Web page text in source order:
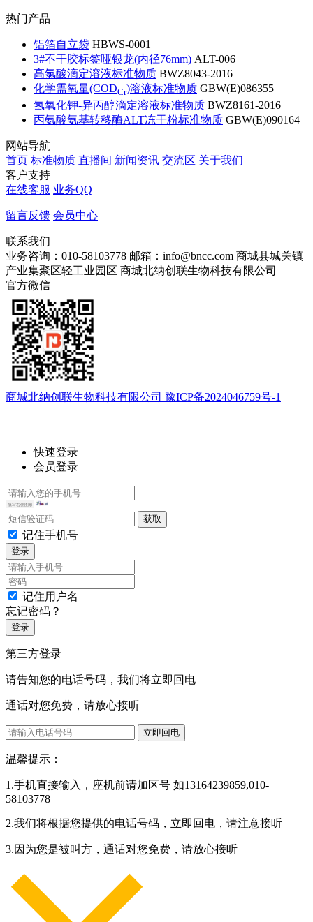
热门产品
铝箔自立袋 HBWS-0001
3#不干胶标签哑银龙(内径76mm) ALT-006
高氯酸滴定溶液标准物质 BWZ8043-2016
化学需氧量(CODCr)溶液标准物质 GBW(E)086355
氢氧化钾-异丙醇滴定溶液标准物质 BWZ8161-2016
丙氨酸氨基转移酶ALT冻干粉标准物质 GBW(E)090164
网站导航
首页 标准物质 直播间 新闻资讯 交流区 关于我们
客户支持
在线客服 业务QQ
留言反馈 会员中心
联系我们
业务咨询：010-58103778 邮箱：info@bncc.com 商城县城关镇
产业集聚区轻工业园区 商城北纳创联生物科技有限公司
官方微信
商城北纳创联生物科技有限公司 豫ICP备2024046759号-1
快速登录
会员登录
记住手机号
登录
记住用户名
忘记密码？
登录
第三方登录
请告知您的电话号码，我们将立即回电
通话对您免费，请放心接听
立即回电
温馨提示：
1.手机直接输入，座机前请加区号 如13164239859,010-
58103778
2.我们将根据您提供的电话号码，立即回电，请注意接听
3.因为您是被叫方，通话对您免费，请放心接听